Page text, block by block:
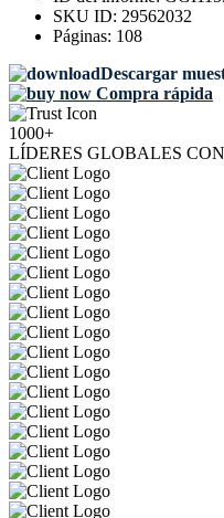
SKU ID: 29562032
Páginas: 108
Descargar
Compra rápida
1000+
LÍDERES GLOBALES